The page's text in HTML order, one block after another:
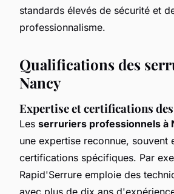
standards élevés de sécurité et
professionnalisme.
Qualifications des
Nancy
Expertise et certifications
Les serruriers professionnels à
une expertise reconnue, souvent
certifications spécifiques. Par
Rapid'Serrure emploie des
avec plus de dix ans